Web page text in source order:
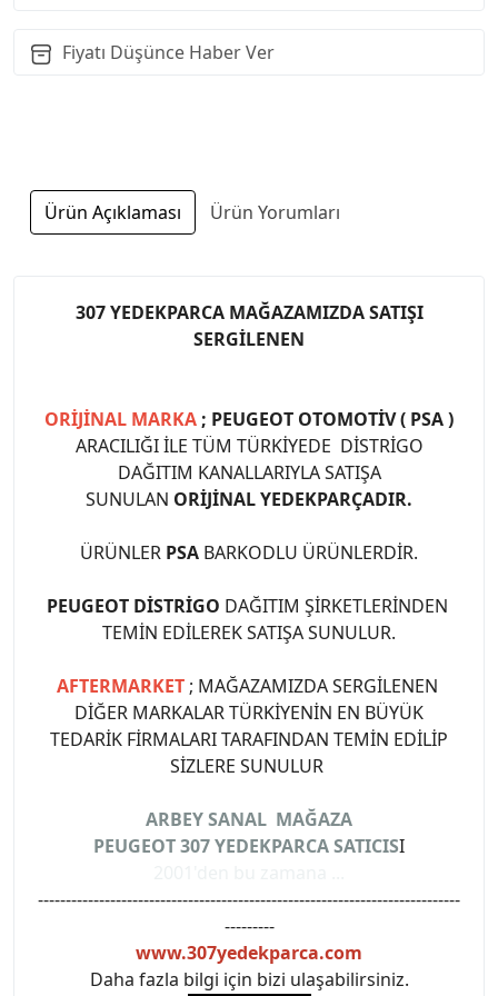
Fiyatı Düşünce Haber Ver
Ürün Açıklaması Ürün Yorumları
307 YEDEKPARCA MAĞAZAMIZDA SATIŞI
SERGİLENEN
ORİJİNAL MARKA ; PEUGEOT OTOMOTİV ( PSA )
ARACILIĞI İLE TÜM TÜRKİYEDE DİSTRİGO
DAĞITIM KANALLARIYLA SATIŞA
SUNULAN ORİJİNAL YEDEKPARÇADIR.
ÜRÜNLER PSA BARKODLU ÜRÜNLERDİR.
PEUGEOT DİSTRİGO DAĞITIM ŞİRKETLERİNDEN
TEMİN EDİLEREK SATIŞA SUNULUR.
AFTERMARKET ; MAĞAZAMIZDA SERGİLENEN
DİĞER MARKALAR TÜRKİYENİN EN BÜYÜK
TEDARİK FİRMALARI TARAFINDAN TEMİN EDİLİP
SİZLERE SUNULUR
ARBEY SANAL MAĞAZA
PEUGEOT 307 YEDEKPARCA SATICISI
----------------------------------------------------------------------------
---------
www.307yedekparca.com
Daha fazla bilgi için bizi ulaşabilirsiniz.